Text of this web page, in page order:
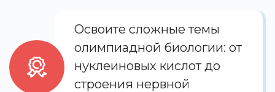
Освоите сложные темы
олимпиадной биологии: от
нуклеиновых кислот до
строения нервной